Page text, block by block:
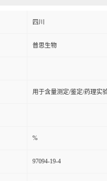
四川
普思生物
用于含量测定/鉴定/药理实
%
97094-19-4